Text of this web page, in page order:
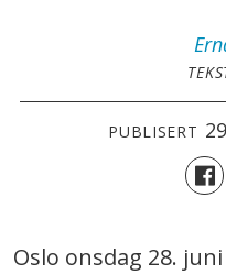
PUBLISERT
Oslo onsdag 28.